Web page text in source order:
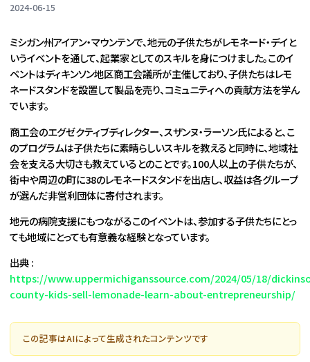
2024-06-15
ミシガン州アイアン・マウンテンで、地元の子供たちがレモネード・デイと
いうイベントを通して、起業家としてのスキルを身につけました。このイ
ベントはディキンソン地区商工会議所が主催しており、子供たちはレモ
ネードスタンドを設置して製品を売り、コミュニティへの貢献方法を学ん
でいます。
商工会のエグゼクティブディレクター、スザンヌ・ラーソン氏によると、こ
のプログラムは子供たちに素晴らしいスキルを教えると同時に、地域社
会を支える大切さも教えているとのことです。100人以上の子供たちが、
街中や周辺の町に38のレモネードスタンドを出店し、収益は各グループ
が選んだ非営利団体に寄付されます。
地元の病院支援にもつながるこのイベントは、参加する子供たちにとっ
ても地域にとっても有意義な経験となっています。
出典 :
https://www.uppermichiganssource.com/2024/05/18/
county-kids-sell-lemonade-learn-about-entrepreneurship/
この記事はAIによって生成されたコンテンツです